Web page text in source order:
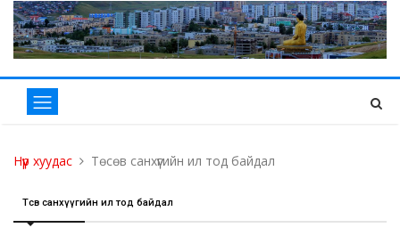
Нүүр хуудас Төсөв санхүүгийн ил тод байдал
Төсөв санхүүгийн ил тод байдал